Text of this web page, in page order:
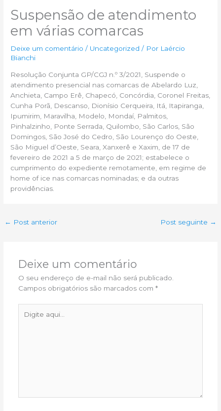
Suspensão de atendimento
em várias comarcas
Deixe um comentário / Uncategorized / Por Laércio
Bianchi
Resolução Conjunta GP/CGJ n.º 3/2021, Suspende o
atendimento presencial nas comarcas de Abelardo Luz,
Anchieta, Campo Erê, Chapecó, Concórdia, Coronel Freitas,
Cunha Porã, Descanso, Dionísio Cerqueira, Itá, Itapiranga,
Ipumirim, Maravilha, Modelo, Mondaí, Palmitos,
Pinhalzinho, Ponte Serrada, Quilombo, São Carlos, São
Domingos, São José do Cedro, São Lourenço do Oeste,
São Miguel d’Oeste, Seara, Xanxerê e Xaxim, de 17 de
fevereiro de 2021 a 5 de março de 2021; estabelece o
cumprimento do expediente remotamente, em regime de
home of ice nas comarcas nominadas; e da outras
providências.
← Post anterior Post seguinte →
Deixe um comentário
O seu endereço de e-mail não será publicado.
Campos obrigatórios são marcados com *
aqui...